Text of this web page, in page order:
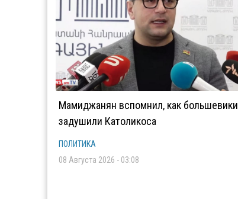
Мамиджанян вспомнил, как большевики
задушили Католикоса
ПОЛИТИКА
08 Августа 2026 - 03:08